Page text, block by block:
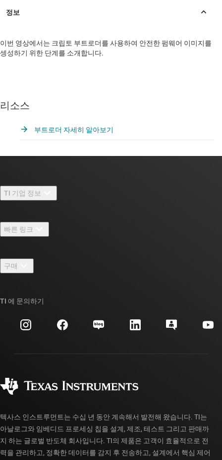
이번 영상에서는 크립토 부트로더를 사용하여 안전한 펌웨어 이미지를
셍성하기 위한 단계를 소개합니다.
리소스
부트로더 자세히 알아보기
TI 기업 정보
채용
뉴스룸
이벤트
투자 관계
빠른 링크
TI E2E™ 설계 지원 포럼
대체품 검색
고객 지원 센터
myTI 계정 FAQ
구매
주문 FAQ
TI 에 문의하기
텍사스 인스트루먼트는 수십 년 동안 계속해서 발전해 왔습니다. TI는
아날로그와 임베디드 프로세싱 칩을 설계, 제조, 테스트 그리고 판매까
지 하는 글로벌 반도체 회사입니다. TI의 제품은 고객이 효율적으로 전
력을 관리하고, 정확한 데이터를 감지 후 전송하고, 설계에서 핵심 제어